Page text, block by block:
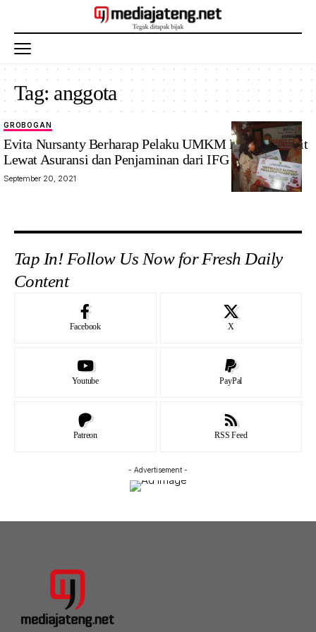
Tag: anggota
GROBOGAN
Evita Nursanty Berharap Pelaku UMKM Dapat Bangkit
Lewat Asuransi dan Penjaminan dari IFG
September 20, 2021
Tap In! Follow Us Now for Fresh Daily
Content
Facebook X
Youtube PayPal
Patreon RSS Feed
- Advertisement -